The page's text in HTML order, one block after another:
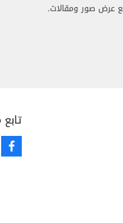
عرض صور ومقالات.